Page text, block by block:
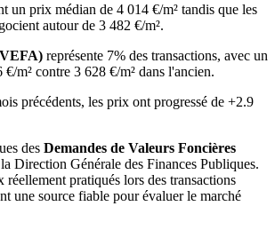
un prix médian de 4 014 €/m² tandis que les
autour de 3 482 €/m².
représente 7% des transactions, avec un
m² contre 3 628 €/m² dans l'ancien.
précédents, les prix ont progressé de +2.9
des Demandes de Valeurs Foncières
Direction Générale des Finances Publiques.
réellement pratiqués lors des transactions
une source fiable pour évaluer le marché